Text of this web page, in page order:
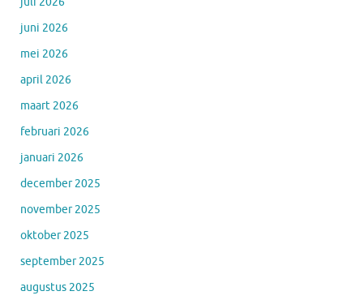
juni 2026
mei 2026
april 2026
maart 2026
februari 2026
januari 2026
december 2025
november 2025
oktober 2025
september 2025
augustus 2025